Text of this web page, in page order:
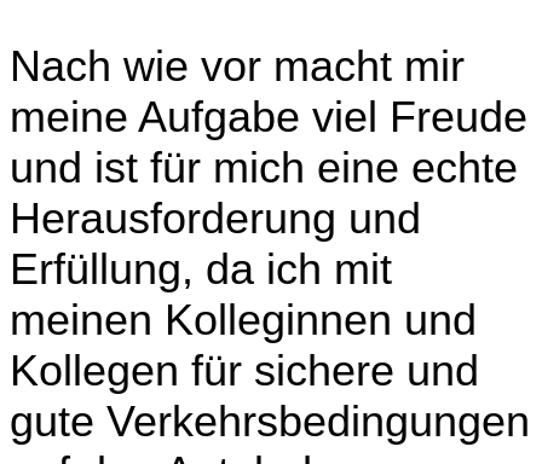
Nach wie vor macht mir
meine Aufgabe viel Freude
und ist für mich eine echte
Herausforderung und
Erfüllung, da ich mit
meinen Kolleginnen und
Kollegen für sichere und
gute Verkehrsbedingungen